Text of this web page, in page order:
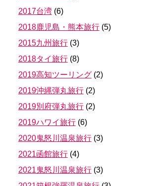
2017台湾 (6)
2018鹿児島・熊本旅行 (5)
2015九州旅行 (3)
2018タイ旅行 (8)
2019高知ツーリング (2)
2019沖縄弾丸旅行 (2)
2019別府弾丸旅行 (2)
2019ハワイ旅行 (6)
2020鬼怒川温泉旅行 (3)
2021函館旅行 (4)
2021鬼怒川温泉旅行 (3)